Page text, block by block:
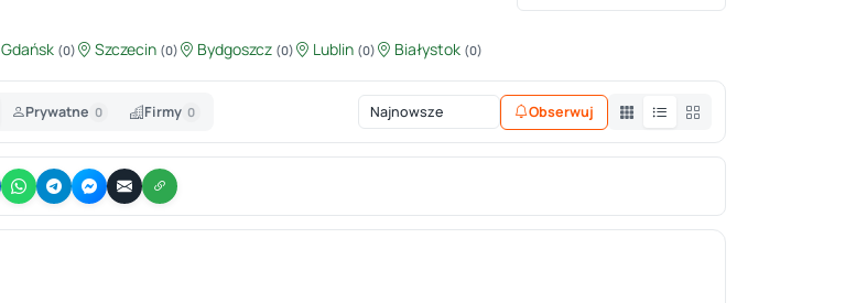
Gdańsk (0) Szczecin (0) Bydgoszcz (0) Lublin (0) Białystok (0)
Prywatne 0 Firmy 0 Obserwuj